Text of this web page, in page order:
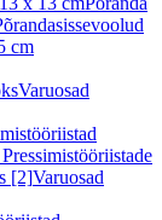
cm
Varuosad
[2]Varuosad